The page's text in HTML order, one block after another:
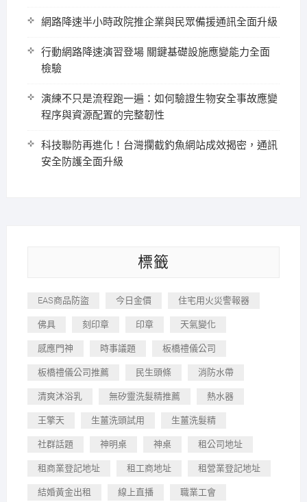
網路降速半小時政院推企業與民眾備援通訊全面升級
行動網路降速演習登場 關鍵基礎設施應變能力全面
檢驗
演練不只是流程跑一遍：如何驗證生物安全事故應變
程序與資源配置的完整韌性
科技聯防再進化！台灣攔截釣魚網站成效揭密，通訊
安全防護全面升級
標籤
EAS商品防盜 今日金價 住宅用火災警報器
佛具 刻印章 印章 天氣變化
感應門神 時事議題 板橋禮儀公司
板橋禮儀公司推薦 民生頭條 消防水帶
清爽沐浴乳 無矽靈洗髮精推薦 熱水器
王擎天 生薑洗頭試用 生薑洗髮精
社群話題 神明桌 神桌 租公司地址
租商業登記地址 租工商地址 租營業登記地址
結婚黃金出租 線上直播 職業工會